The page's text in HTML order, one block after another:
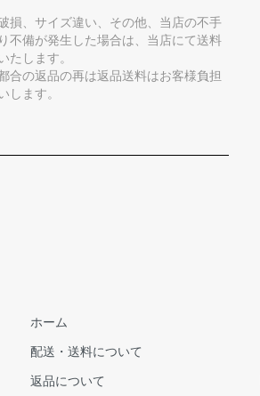
損、サイズ違い、その他、当店の不手
不備が発生した場合は、当店にて送料
たします。
合の返品の再は返品送料はお客様負担
します。
ホーム
配送・送料について
返品について